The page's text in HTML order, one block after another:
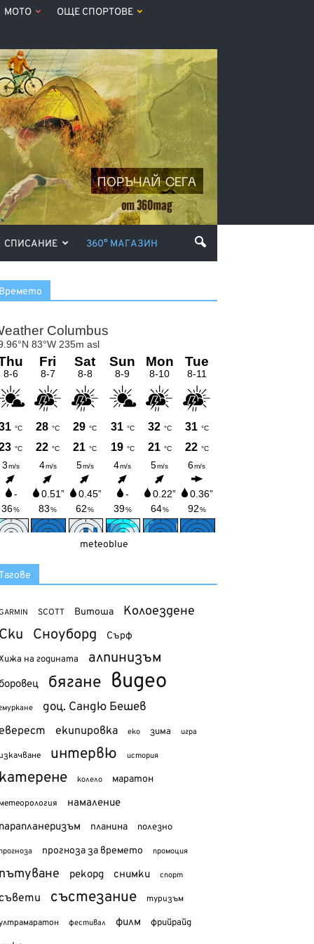
МОТО ОЩЕ СПОРТОВЕ
СПИСАНИЕ 360° МАГАЗИН
meteoblue
SCOTT Витоша Колоездене
Сноуборд Сърф
на годината алпинизъм
бягане видео
доц. Сандю Бешев
екипировка еко зима игра
интервю история
колело маратон
намаление
планина полезно
прогноза за времето промоция
рекорд снимки спорт
състезание туризъм
фестивал филм фрийрайд